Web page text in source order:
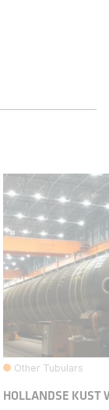
Other Tubulars
HOLLANDSE KUST